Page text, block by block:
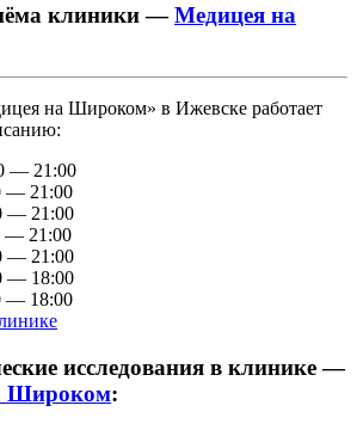
клиники —Медицея на
на Широком» в Ижевске работает
— 21:00
— 21:00
— 21:00
— 21:00
— 21:00
— 18:00
— 18:00
исследования в клинике —
Широком: